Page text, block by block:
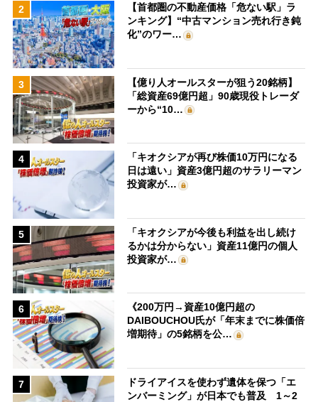
2
【首都圏の不動産価格「危ない駅」ラ
ンキング】“中古マンション売れ行き鈍
化”のワー…
3
【億り人オールスターが狙う20銘柄】
「総資産69億円超」90歳現役トレーダ
ーから“10…
4
「キオクシアが再び株価10万円になる
日は遠い」資産3億円超のサラリーマン
投資家が…
5
「キオクシアが今後も利益を出し続け
るかは分からない」資産11億円の個人
投資家が…
6
《200万円→資産10億円超の
DAIBOUCHOU氏が「年末までに株価倍
増期待」の5銘柄を公…
7
ドライアイスを使わず遺体を保つ「エ
ンバーミング」が日本でも普及 1～2